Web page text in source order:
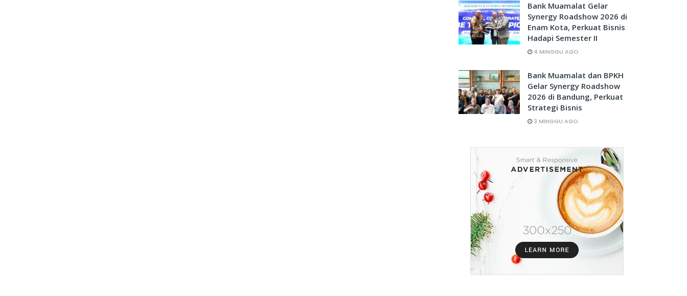
Bank Muamalat Gelar
Synergy Roadshow 2026 di
Enam Kota, Perkuat Bisnis
Hadapi Semester II
4 MINGGU AGO
Bank Muamalat dan BPKH
Gelar Synergy Roadshow
2026 di Bandung, Perkuat
Strategi Bisnis
3 MINGGU AGO